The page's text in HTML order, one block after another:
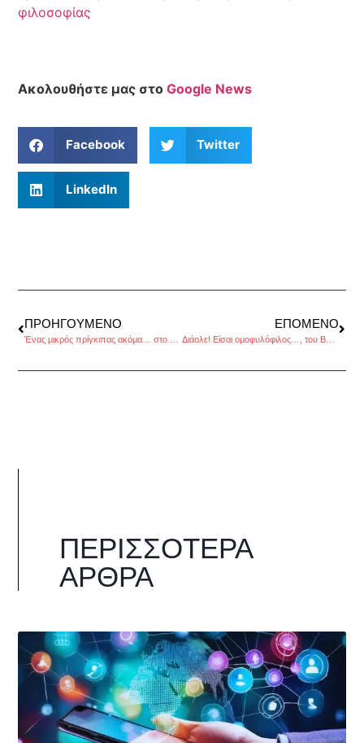
φιλοσοφίας
Ακολουθήστε μας στοGoogle News
Facebook Twitter
LinkedIn
ΠΡΟΗΓΟΎΜΕΝΟ ΕΠΌΜΕΝΟ
Διάολε! Είσαι ομοφυλόφιλος…, του Βαγγέλη Γεωργίου
ΠΕΡΙΣΣΌΤΕΡΑ
ΆΡΘΡΑ